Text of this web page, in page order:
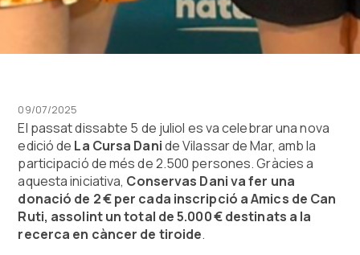
09/07/2025
El passat dissabte 5 de juliol es va celebrar una nova
edició de La Cursa Danide Vilassar de Mar, amb la
participació de més de 2.500 persones. Gràcies a
aquesta iniciativa, Conservas Dani va fer una
donació de 2 € per cada inscripció a Amics de Can
Ruti, assolint un total de 5.000 € destinats a la
recerca en càncer de tiroide.